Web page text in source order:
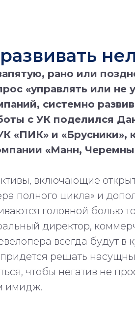
рано или
«управлять или не
системно
с УК поделился
«ПИК» и «Брусники»,
«Манн,
включающие
полного цикла» и
головной болью
директор,
всегда будут в
решать
чтобы негатив не
имидж.